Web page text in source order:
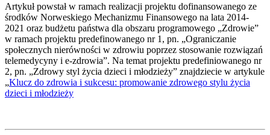
Artykuł powstał w ramach realizacji projektu dofinansowanego ze
środków Norweskiego Mechanizmu Finansowego na lata 2014-
2021 oraz budżetu państwa dla obszaru programowego „Zdrowie”
w ramach projektu predefinowanego nr 1, pn. „Ograniczanie
społecznych nierówności w zdrowiu poprzez stosowanie rozwiązań
telemedycyny i e-zdrowia”. Na temat projektu predefiniowanego nr
2, pn. „Zdrowy styl życia dzieci i młodzieży” znajdziecie w artykule
„Klucz do zdrowia i sukcesu: promowanie zdrowego stylu życia
dzieci i młodzieży